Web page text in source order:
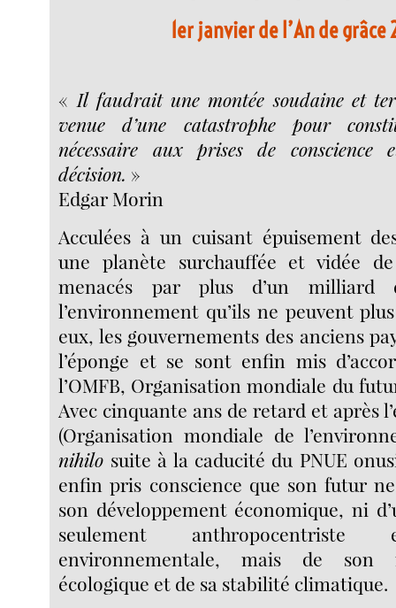
1er janvier de l’An de grâce
« Il faudrait une montée soudaine et
venue d’une catastrophe pour
nécessaire aux prises de
décision. »
Edgar Morin
Acculées à un cuisant épuisement
une planète surchauffée et vidée
menacés par plus d’un milliard
l’environnement qu’ils ne peuvent
eux, les gouvernements des anciens
l’éponge et se sont enfin mis
l’OMFB, Organisation mondiale du
Avec cinquante ans de retard et après
(Organisation mondiale de
nihilo suite à la caducité du PNUE
enfin pris conscience que son futur
son développement économique, ni
seulement
environnementale, mais de son
écologique et de sa stabilité climatique.